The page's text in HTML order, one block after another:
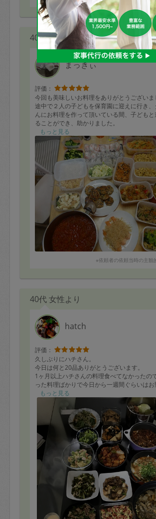
40代 女性より
まっきぃ
評価：
今回も美味しいお料理をありがとうございま
途中で２人の子どもを保育園に迎えに行き、
んにお料理を作って頂いている間、子ども
ることができ、助かりました。
主人も息子も、お料理がおいしくて喜んでい
まっきいさんの作ってくださるお料理は、
くて、優しいお人柄にも癒されます。
毎回楽しみです！
次回もよろしくお願いします( ^ω^ )
今回のメニュー(以前特に気に入ったものを
あとはお任せで♪)
野菜たっぷりミートソース、豚肉団子の酢豚
ンのパン粉焼き、後はやくだけチキンソテー
ーグ、
じゃが芋の醤油粉吹き、にんじんしりしり風
のカレーそぼろサラダ、切り干し大根の五目
の旨煮、
小松菜と油揚げ煮浸し、きゅうりのきゅう
もっと見る
※依頼者の依頼当時の主観
40代 女性より
hatch
評価：
久しぶりにハチさん。
今日は何と20品ありがとうございます。
1ヶ月以上ハチさんの料理食べてなかったの
った料理ばかりで今日から一週間ぐらいは
りたべれて嬉しいですぅ。
もっと見る